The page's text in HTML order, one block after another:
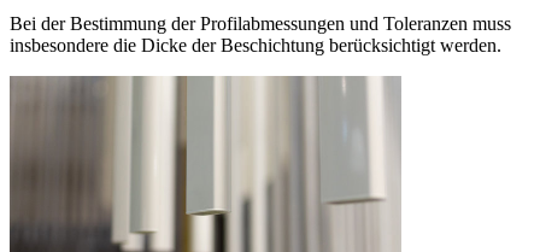
Bei der Bestimmung der Profilabmessungen und Toleranzen muss
insbesondere die Dicke der Beschichtung berücksichtigt werden.